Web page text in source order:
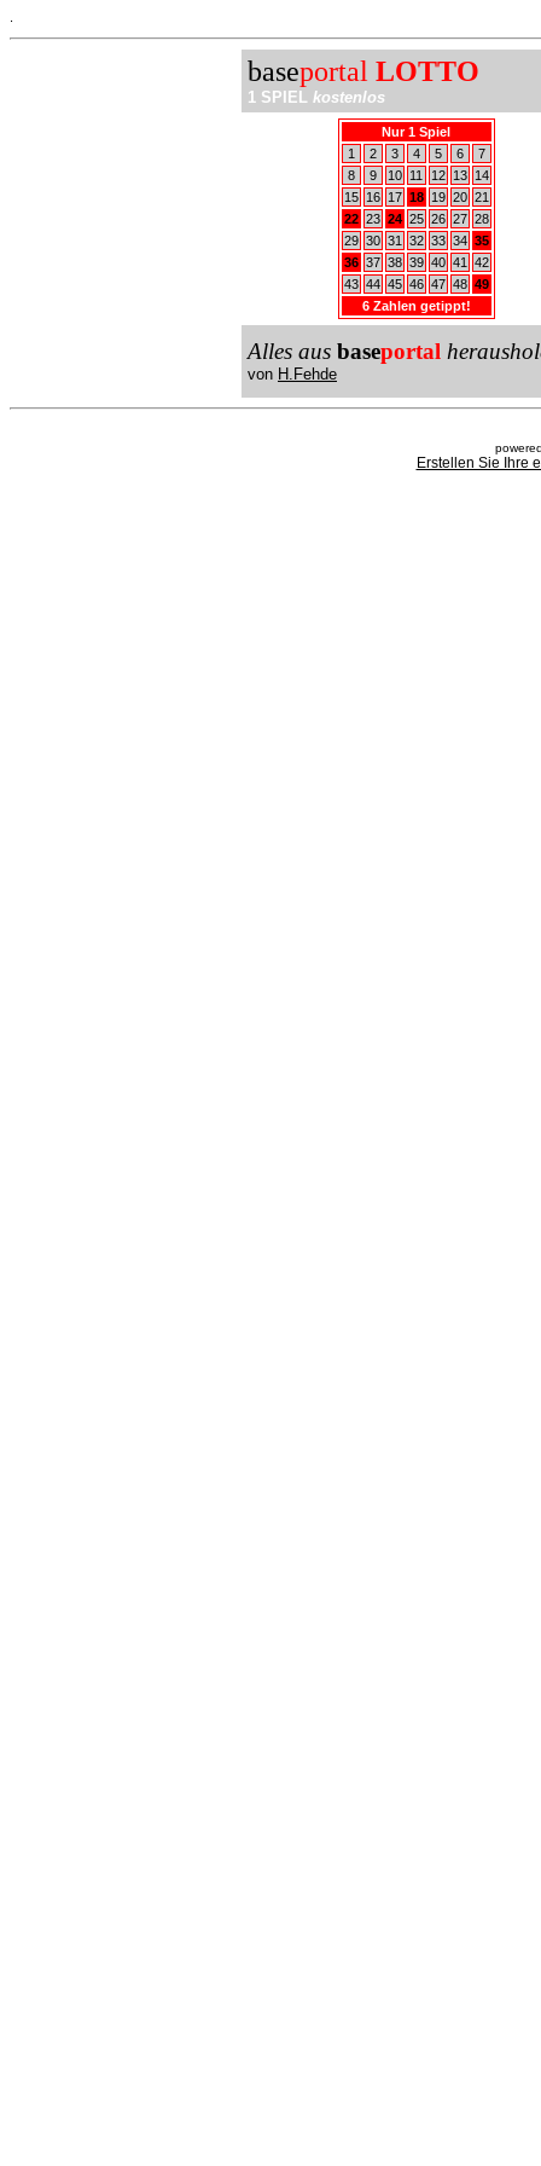
baseportal LOTTO
1 SPIEL kostenlos
Nur 1 Spiel
1
2 3 4 5 6
7
8
9 10 11 12 13
14
15
16 17 18 19 20 21
22 23 24 25 26 27 28
29 30 31 32 33 34 35
36 37 38 39 40 41
42
43 44 45 46 47 48 49
6 Zahlen getippt!
Alles aus baseportal
von H.Fehde
Erstellen Sie Ihre